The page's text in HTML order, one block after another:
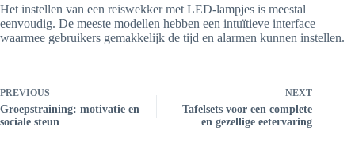
Het instellen van een reiswekker met LED-lampjes is meestal
eenvoudig. De meeste modellen hebben een intuïtieve interface
waarmee gebruikers gemakkelijk de tijd en alarmen kunnen instellen.
PREVIOUS
Groepstraining: motivatie en
sociale steun
NEXT
Tafelsets voor een complete
en gezellige eetervaring